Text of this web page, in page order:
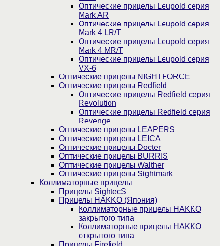
Оптические прицелы Leupold серия
Mark AR
Оптические прицелы Leupold серия
Mark 4 LR/T
Оптические прицелы Leupold серия
Mark 4 MR/T
Оптические прицелы Leupold серия
VX-6
Оптические прицелы NIGHTFORCE
Оптические прицелы Redfield
Оптические прицелы Redfield серия
Revolution
Оптические прицелы Redfield серия
Revenge
Оптические прицелы LEAPERS
Оптические прицелы LEICA
Оптические прицелы Docter
Оптические прицелы BURRIS
Оптические прицелы Walther
Оптические прицелы Sightmark
Коллиматорные прицелы
Прицелы SightecS
Прицелы HAKKO (Япония)
Коллиматорные прицелы HAKKO
закрытого типа
Коллиматорные прицелы HAKKO
открытого типа